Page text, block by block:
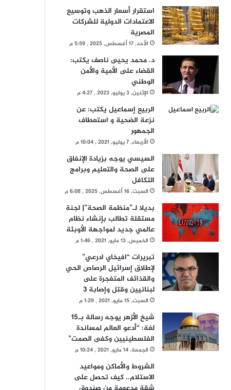
استقرار أسعار الذهب وتوسيع
الاعتمادات الدولية للشركات
المصرية
الأحد, 17 أغسطس, 2025 , 5:59 م
د. محمد يحيى ناصف يكتب:
القضاء على الأمية والأمن
الوطني
الإثنين, 3 يوليو, 2023 , 4:27 م
الربيع إسماعيل يكتب: عن
نزعة الضحية و استعطاف
الجمهور
الأربعاء, 7 يوليو, 2021 , 10:04 م
السيسي يوجه بزيادة الإنفاق
على الصحة والتعليم وبرامج
التكافل
السبت, 16 أغسطس, 2025 , 6:08 م
بديلا لـ”منظمة الصحة”| لجنة
مستقلة تطالب بإنشاء نظام
عالمي جديد لمواجهة الأوبئة
الخميس, 13 مايو, 2021 , 1:46 م
تبريرات “افيخاي ادرعي”
لإطلاق إسرائيل الرصاص الحي
والقذائف المتفجرة على
لبنانيين وقتل وإصابة 3
السبت, 15 مايو, 2021 , 1:29 م
شيخ الأزهر يوجه رسالة بـ15
لغة: “أدعو العالم لمساندة
الفلسطينيين وكفى الصمت”
الجمعة, 14 مايو, 2021 , 10:24 م
الشروط والأماكن ومواعيد
الاستلام.. كيف تحصل على